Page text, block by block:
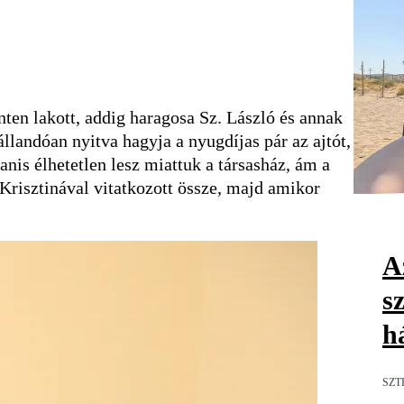
lakott, addig haragosa Sz. László és annak
nyitva hagyja a nyugdíjas pár az ajtót,
élhetetlen lesz miattuk a társasház, ám a
vitatkozott össze, majd amikor